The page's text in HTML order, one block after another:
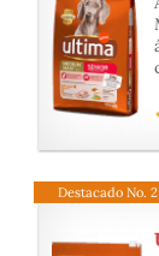
Destacado No. 2